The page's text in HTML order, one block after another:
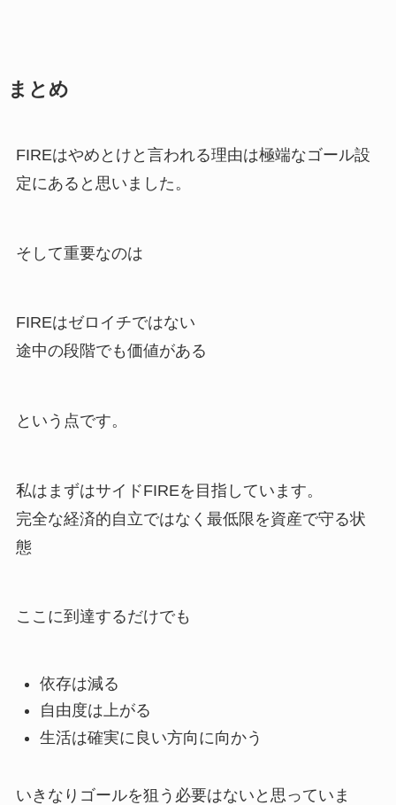
まとめ
FIREはやめとけと言われる理由は極端なゴール設
定にあると思いました。
そして重要なのは
FIREはゼロイチではない
途中の段階でも価値がある
という点です。
私はまずはサイドFIREを目指しています。
完全な経済的自立ではなく最低限を資産で守る状
態
ここに到達するだけでも
依存は減る
自由度は上がる
生活は確実に良い方向に向かう
いきなりゴールを狙う必要はないと思っていま